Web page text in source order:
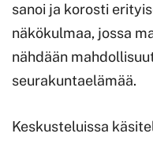
sanoi ja korosti
näkökulmaa, jossa
nähdään
seurakuntaelämää.
Keskusteluissa